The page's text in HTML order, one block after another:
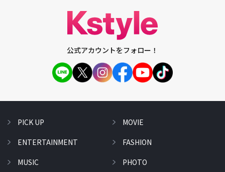
公式アカウントをフォロー！
PICK UP
ENTERTAINMENT
MUSIC
MOVIE
FASHION
PHOTO